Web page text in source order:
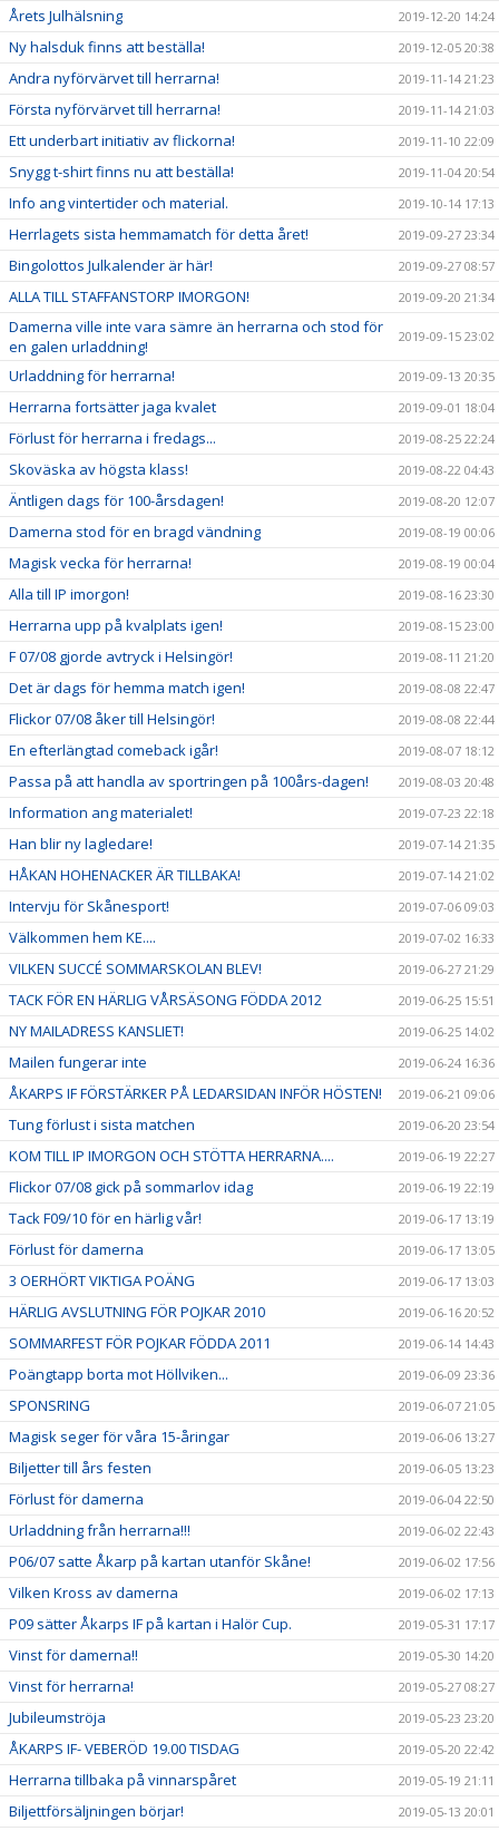
Årets Julhälsning 2019-12-20 14:24
Ny halsduk finns att beställa! 2019-12-05 20:38
Andra nyförvärvet till herrarna! 2019-11-14 21:23
Första nyförvärvet till herrarna! 2019-11-14 21:03
Ett underbart initiativ av flickorna! 2019-11-10 22:09
Snygg t-shirt finns nu att beställa! 2019-11-04 20:54
Info ang vintertider och material. 2019-10-14 17:13
Herrlagets sista hemmamatch för detta året! 2019-09-27 23:34
Bingolottos Julkalender är här! 2019-09-27 08:57
ALLA TILL STAFFANSTORP IMORGON! 2019-09-20 21:34
Damerna ville inte vara sämre än herrarna och stod för
en galen urladdning!
2019-09-15 23:02
Urladdning för herrarna! 2019-09-13 20:35
Herrarna fortsätter jaga kvalet 2019-09-01 18:04
Förlust för herrarna i fredags... 2019-08-25 22:24
Skoväska av högsta klass! 2019-08-22 04:43
Äntligen dags för 100-årsdagen! 2019-08-20 12:07
Damerna stod för en bragd vändning 2019-08-19 00:06
Magisk vecka för herrarna! 2019-08-19 00:04
Alla till IP imorgon! 2019-08-16 23:30
Herrarna upp på kvalplats igen! 2019-08-15 23:00
F 07/08 gjorde avtryck i Helsingör! 2019-08-11 21:20
Det är dags för hemma match igen! 2019-08-08 22:47
Flickor 07/08 åker till Helsingör! 2019-08-08 22:44
En efterlängtad comeback igår! 2019-08-07 18:12
Passa på att handla av sportringen på 100års-dagen! 2019-08-03 20:48
Information ang materialet! 2019-07-23 22:18
Han blir ny lagledare! 2019-07-14 21:35
HÅKAN HOHENACKER ÄR TILLBAKA! 2019-07-14 21:02
Intervju för Skånesport! 2019-07-06 09:03
Välkommen hem KE.... 2019-07-02 16:33
VILKEN SUCCÉ SOMMARSKOLAN BLEV! 2019-06-27 21:29
TACK FÖR EN HÄRLIG VÅRSÄSONG FÖDDA 2012 2019-06-25 15:51
NY MAILADRESS KANSLIET! 2019-06-25 14:02
Mailen fungerar inte 2019-06-24 16:36
ÅKARPS IF FÖRSTÄRKER PÅ LEDARSIDAN INFÖR HÖSTEN! 2019-06-21 09:06
Tung förlust i sista matchen 2019-06-20 23:54
KOM TILL IP IMORGON OCH STÖTTA HERRARNA.... 2019-06-19 22:27
Flickor 07/08 gick på sommarlov idag 2019-06-19 22:19
Tack F09/10 för en härlig vår! 2019-06-17 13:19
Förlust för damerna 2019-06-17 13:05
3 OERHÖRT VIKTIGA POÄNG 2019-06-17 13:03
HÄRLIG AVSLUTNING FÖR POJKAR 2010 2019-06-16 20:52
SOMMARFEST FÖR POJKAR FÖDDA 2011 2019-06-14 14:43
Poängtapp borta mot Höllviken... 2019-06-09 23:36
SPONSRING 2019-06-07 21:05
Magisk seger för våra 15-åringar 2019-06-06 13:27
Biljetter till års festen 2019-06-05 13:23
Förlust för damerna 2019-06-04 22:50
Urladdning från herrarna!!! 2019-06-02 22:43
P06/07 satte Åkarp på kartan utanför Skåne! 2019-06-02 17:56
Vilken Kross av damerna 2019-06-02 17:13
P09 sätter Åkarps IF på kartan i Halör Cup. 2019-05-31 17:17
Vinst för damerna!! 2019-05-30 14:20
Vinst för herrarna! 2019-05-27 08:27
Jubileumströja 2019-05-23 23:20
ÅKARPS IF- VEBERÖD 19.00 TISDAG 2019-05-20 22:42
Herrarna tillbaka på vinnarspåret 2019-05-19 21:11
Biljettförsäljningen börjar! 2019-05-13 20:01